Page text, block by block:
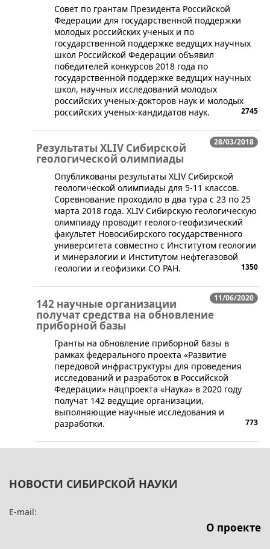
Совет по грантам Президента Российской
Федерации для государственной поддержки
молодых российских ученых и по
государственной поддержке ведущих научных
школ Российской Федерации объявил
победителей конкурсов 2018 года по
государственной поддержке ведущих научных
школ, научных исследований молодых
российских ученых-докторов наук и молодых
российских ученых-кандидатов наук.
2745
28/03/2018
Результаты XLIV Сибирской
геологической олимпиады
​Опубликованы результаты XLIV Сибирской
геологической олимпиады для 5-11 классов.
Соревнование проходило в два тура с 23 по 25
марта 2018 года. XLIV Сибирскую геологическую
олимпиаду проводит геолого-геофизический
факультет Новосибирского государственного
университета совместно с Институтом геологии
и минералогии и Институтом нефтегазовой
геологии и геофизики СО РАН.
1350
11/06/2020
142 научные организации
получат средства на обновление
приборной базы
​Гранты на обновление приборной базы в
рамках федерального проекта «Развитие
передовой инфраструктуры для проведения
исследований и разработок в Российской
Федерации» нацпроекта «Наука» в 2020 году
получат 142 ведущие организации,
выполняющие научные исследования и
разработки.
773
НОВОСТИ СИБИРСКОЙ НАУКИ
E-mail:
О проекте